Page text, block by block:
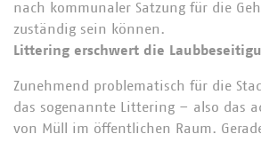
nach kommunaler Satzung für die
zuständig sein können.
Littering erschwert die
Zunehmend problematisch für die
das sogenannte Littering – also das
von Müll im öffentlichen Raum.